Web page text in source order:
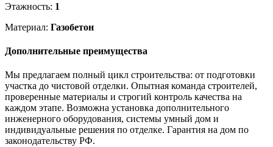
Этажность: 1
Материал: Газобетон
Дополнительные преимущества
Мы предлагаем полный цикл строительства: от подготовки
участка до чистовой отделки. Опытная команда строителей,
проверенные материалы и строгий контроль качества на
каждом этапе. Возможна установка дополнительного
инженерного оборудования, системы умный дом и
индивидуальные решения по отделке. Гарантия на дом по
законодательству РФ.